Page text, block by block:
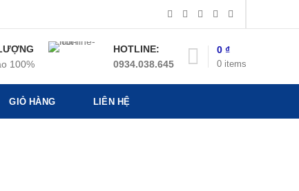
100%
HOTLINE:
0934.038.645
0 items
0 ₫
GIỎ HÀNG LIÊN HỆ